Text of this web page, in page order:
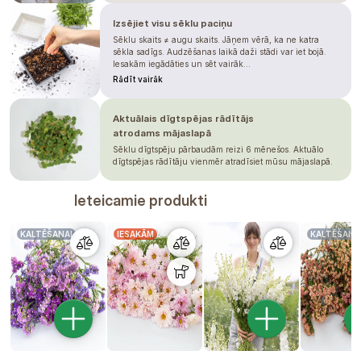
Izsējiet visu sēklu paciņu
Sēklu skaits ≠ augu skaits. Jāņem vērā, ka ne katra
sēkla sadīgs. Audzēšanas laikā daži stādi var iet bojā.
Iesakām iegādāties un sēt vairāk...
Rādīt vairāk
Aktuālais dīgtspējas rādītājs
atrodams mājaslapā
Sēklu dīgtspēju pārbaudām reizi 6 mēnešos. Aktuālo
dīgtspējas rādītāju vienmēr atradīsiet mūsu mājaslapā.
Ieteicamie produkti
KALTĒŠANAI IESAKĀM